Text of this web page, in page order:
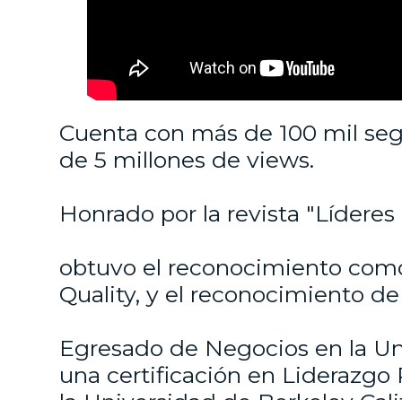
Cuenta con más de 100 mil
de 5 millones de views.
Honrado por la revista "Líderes
obtuvo el reconocimiento
Quality, y el reconocimiento
Egresado de Negocios en la
una certificación en Liderazgo